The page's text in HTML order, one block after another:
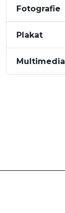
Fotografie
Plakat
Multimedia